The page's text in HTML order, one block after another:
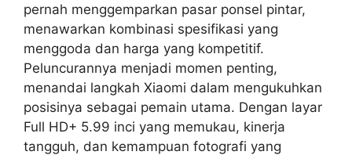
pernah menggemparkan pasar ponsel pintar,
menawarkan kombinasi spesifikasi yang
menggoda dan harga yang kompetitif.
Peluncurannya menjadi momen penting,
menandai langkah Xiaomi dalam mengukuhkan
posisinya sebagai pemain utama. Dengan layar
Full HD+ 5.99 inci yang memukau, kinerja
tangguh, dan kemampuan fotografi yang